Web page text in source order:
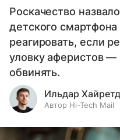
Роскачество
детского
реагировать, если
уловку аферистов —
обвинять.
Ильдар
Автор Hi-Tech Mail